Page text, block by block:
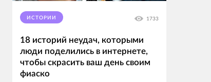
ИСТОРИИ 1733
18 историй неудач, которыми
люди поделились в интернете,
чтобы скрасить ваш день своим
фиаско